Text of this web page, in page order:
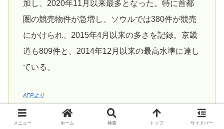
加し、2020年11月以来最多となった。特に首都
圏の競売物件が急増し、ソウルでは380件が競売
にかけられ、2015年4月以来の多さを記録。京畿
道も809件と、2014年12月以来の最高水準に達し
ている。
AFPより
メニュー ホーム 検索 トップ サイドバー